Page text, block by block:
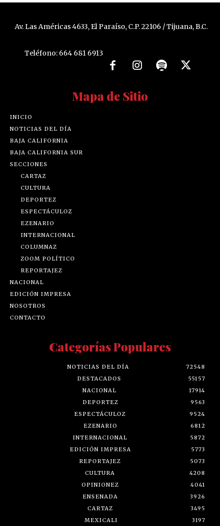
Av. Las Américas 4633, El Paraíso, C.P. 22106 / Tijuana, B.C.
Teléfono: 664 681 6913
Mapa de Sitio
INICIO
NOTICIAS DEL DÍA
BAJA CALIFORNIA
BAJA CALIFORNIA SUR
SECCIONES
CARTAZ
CULTURA
DEPORTEZ
ESPECTÁCULOZ
EZENARIO
INTERNACIONAL
COLUMNAZ
ZOOM POLÍTICO
REPORTAJEZ
NACIONAL
EDICIÓN IMPRESA
NOSOTROS
CONTACTO
Categorías Populares
NOTICIAS DEL DÍA
72548
DESTACADOS
55157
NACIONAL
17914
DEPORTEZ
9563
ESPECTÁCULOZ
9524
EZENARIO
6812
INTERNACIONAL
5872
EDICIÓN IMPRESA
5773
REPORTAJEZ
5073
CULTURA
4208
OPINIONEZ
4041
ENSENADA
3926
CARTAZ
3495
MEXICALI
3197